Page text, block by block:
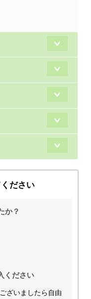
ださい
か？
ください
ざいましたら自由